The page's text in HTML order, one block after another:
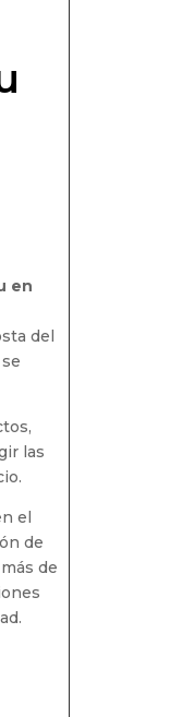
en
del
las
el
de
de